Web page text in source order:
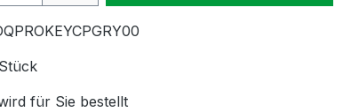
für Sie bestellt